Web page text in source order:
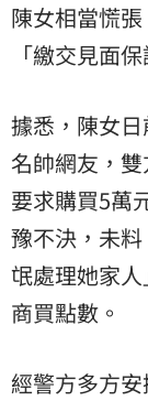
陳女相當慌
「繳交見面
據悉，陳女
名帥網友，
要求購買5萬
豫不決，未
氓處理她家
商買點數。
經警方多方